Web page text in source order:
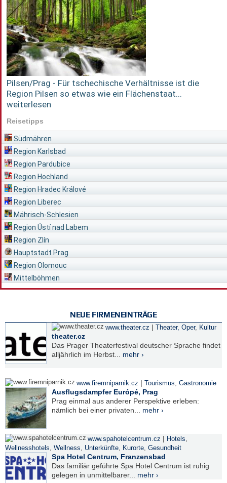
Pilsen/Prag - Für tschechische Verhältnisse ist die
Region Pilsen so etwas wie ein Flächenstaat...
weiterlesen
Reisetipps
Südmähren
Region Karlsbad
Region Pardubice
Region Hochland
Region Hradec Králové
Region Liberec
Mährisch-Schlesien
Region Ústí nad Labem
Region Zlín
Hauptstadt Prag
Region Olomouc
Mittelböhmen
NEUE FIRMENEINTRÄGE
www.theater.cz | Theater, Oper, Kultur
theater.cz
Das Prager Theaterfestival deutscher Sprache findet
alljährlich im Herbst... mehr ›
www.firemniparnik.cz | Tourismus, Gastronomie
Ausflugsdampfer Európé, Prag
Prag einmal aus anderer Perspektive erleben:
nämlich bei einer privaten... mehr ›
www.spahotelcentrum.cz | Hotels,
Wellnesshotels, Wellness, Unterkünfte, Kurorte, Gesundheit
Spa Hotel Centrum, Franzensbad
Das familiär geführte Spa Hotel Centrum ist ruhig
gelegen in unmittelbarer... mehr ›